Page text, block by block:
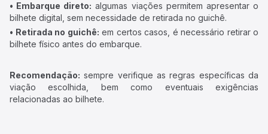
• Embarque direto: algumas viações permitem apresentar o
bilhete digital, sem necessidade de retirada no guichê.
• Retirada no guichê: em certos casos, é necessário retirar o
bilhete físico antes do embarque.
Recomendação: sempre verifique as regras específicas da
viação escolhida, bem como eventuais exigências
relacionadas ao bilhete.